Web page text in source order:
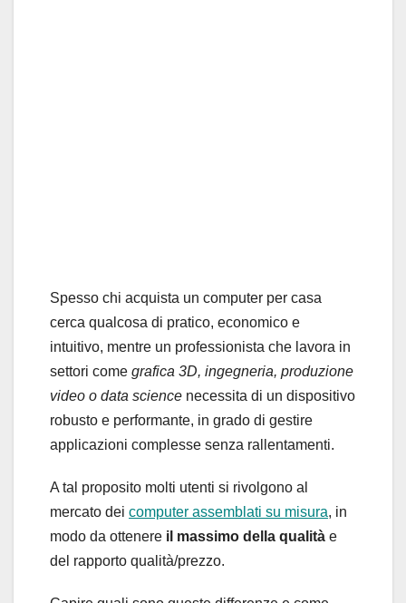
Spesso chi acquista un computer per casa
cerca qualcosa di pratico, economico e
intuitivo, mentre un professionista che lavora in
settori come grafica 3D, ingegneria, produzione
video o data science necessita di un dispositivo
robusto e performante, in grado di gestire
applicazioni complesse senza rallentamenti.
A tal proposito molti utenti si rivolgono al
mercato dei computer assemblati su misura, in
modo da ottenere il massimo della qualità e
del rapporto qualità/prezzo.